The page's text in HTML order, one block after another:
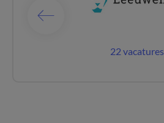
22 vacatures